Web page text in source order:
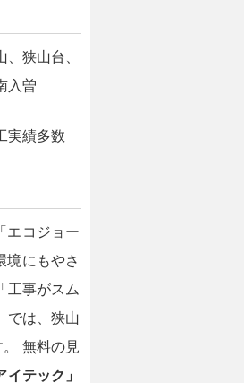
狭山台、
入曽
実績多数
エコジョー
境にもやさ
工事がスム
では、狭山
無料の見
イテック」